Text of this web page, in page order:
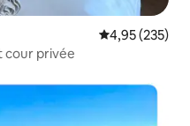
Évaluation
4,95 (235)
cour privée
appréciés